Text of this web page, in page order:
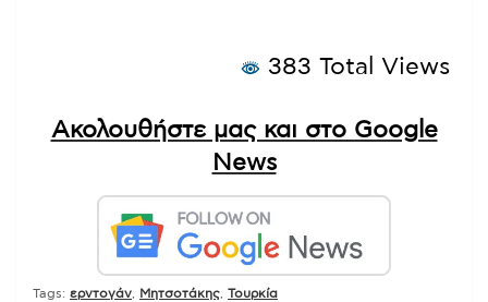
383 Total Views
Ακολουθήστε μας και στο Google
News
Tags: ερντογάν Μητσοτάκης Τουρκία